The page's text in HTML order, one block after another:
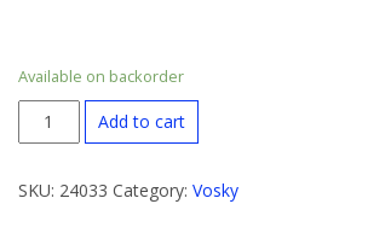
Available on backorder
Vosk
Betamix
(červený)
Add to cart
SKU: 24033 Category: Vosky